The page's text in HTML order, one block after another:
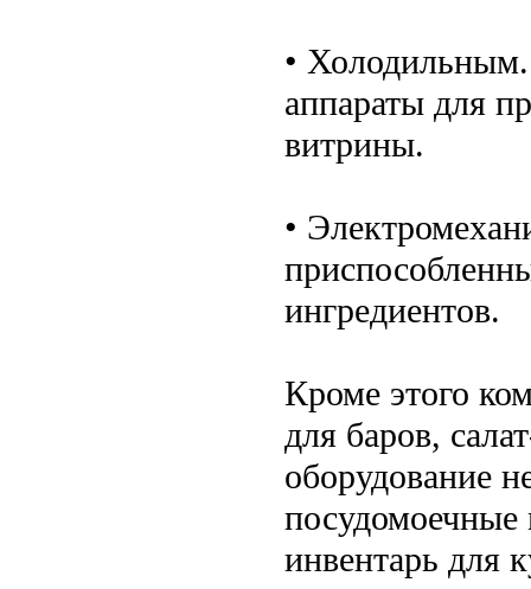
•
аппараты для
витрины.
•
ингредиентов.
Кроме этого
для баров,
оборудование
инвентарь для